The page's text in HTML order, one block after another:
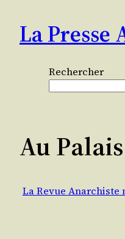
contenu
La Presse
Rechercher
Au Palais
La Revue Anarchiste